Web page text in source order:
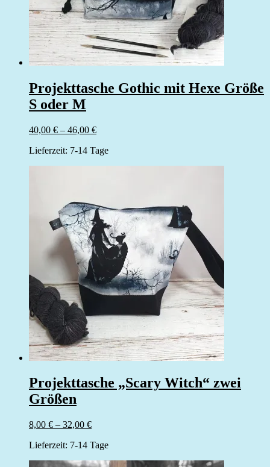
Projekttasche Gothic mit Hexe Größe
S oder M
40,00 € – 46,00 €
Lieferzeit: 7-14 Tage
Projekttasche „Scary Witch“ zwei
Größen
8,00 € – 32,00 €
Lieferzeit: 7-14 Tage